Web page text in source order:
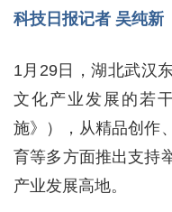
科技日报记者 吴纯新
1月29日，湖北武汉
文化产业发展的若
施》），从精品创作
育等多方面推出支持
产业发展高地。